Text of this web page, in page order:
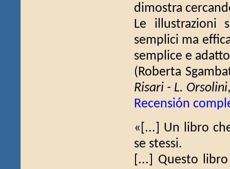
dimostra
Le illustrazioni
semplici ma
semplice e
(Roberta
Risari - L. Orsolini
Recensión
«[...] Un libro
se stessi.
[...] Questo